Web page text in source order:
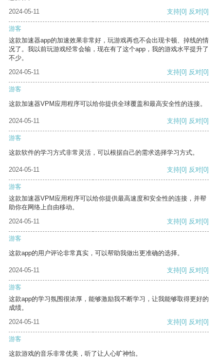
2024-05-11
支持[0] 反对[0]
游客
这款加速器app的加速效果非常好，玩游戏再也不会出现卡顿、掉线的情
况了。我以前玩游戏经常会输，现在有了这个app，我的游戏水平提升了
不少。
2024-05-11
支持[0] 反对[0]
游客
这款加速器VPM应用程序可以给你提供全球覆盖和最高安全性的连接。
2024-05-11 支持[0] 反对[0]
游客
这款软件的学习方式非常灵活，可以根据自己的需求选择学习方式。
2024-05-11 支持[0] 反对[0]
游客
这款加速器VPM应用程序可以给你提供最高速度和安全性的连接，并帮
助你在网络上自由移动。
2024-05-11
支持[0] 反对[0]
游客
这款app的用户评论非常真实，可以帮助我做出更准确的选择。
2024-05-11 支持[0] 反对[0]
游客
这款app的学习氛围很浓厚，能够激励我不断学习，让我能够取得更好的
成绩。
2024-05-11
支持[0] 反对[0]
游客
这款游戏的音乐非常优美，听了让人心旷神怡。